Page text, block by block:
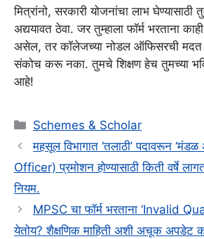
मित्रांनो, सरकारी योजनांचा लाभ घेण्यासाठी
अद्ययावत ठेवा. जर तुम्हाला फॉर्म भरताना
असेल, तर कॉलेजच्या नोडल ऑफिसरची मदत
संकोच करू नका. तुमचे शिक्षण हेच तुमच्या
आहे!
Categories
Schemes & Scholar
महसूल विभागात ‘तलाठी’ पदावरून
Officer) प्रमोशन होण्यासाठी किती वर्षे
नियम.
MPSC चा फॉर्म भरताना ‘Invalid
येतोय? शैक्षणिक माहिती अशी अचूक अपडेट